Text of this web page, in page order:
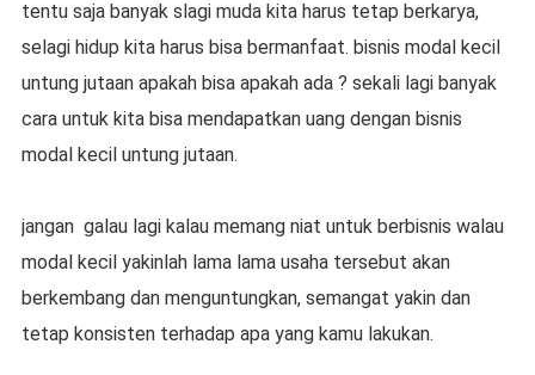
tentu saja banyak slagi muda kita harus tetap berkarya,
selagi hidup kita harus bisa bermanfaat. bisnis modal kecil
untung jutaan apakah bisa apakah ada ? sekali lagi banyak
cara untuk kita bisa mendapatkan uang dengan bisnis
modal kecil untung jutaan.
jangan galau lagi kalau memang niat untuk berbisnis walau
modal kecil yakinlah lama lama usaha tersebut akan
berkembang dan menguntungkan, semangat yakin dan
tetap konsisten terhadap apa yang kamu lakukan.